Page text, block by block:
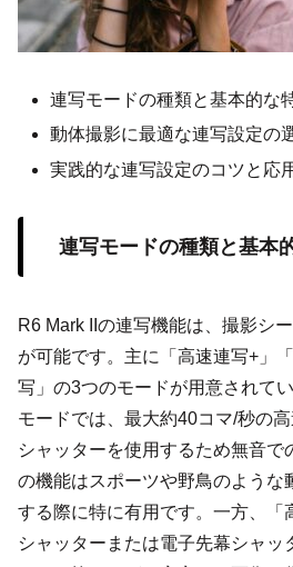
連写モードの種類と基本的な
動体撮影に最適な連写設定の
実践的な連写設定のコツと応
連写モードの種類と基本
R6 Mark IIの連写機能は、撮影シ
が可能です。主に「高速連写+」
写」の3つのモードが用意されて
モードでは、最大約40コマ/秒の
シャッターを使用するため無音で
の機能はスポーツや野鳥のような
する際に特に有用です。一方、「
シャッターまたは電子先幕シャッ